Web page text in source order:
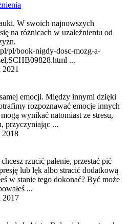
W swoich najnowszych
na różnicach w uzależnieniu od
pl/book-nigdy-dosc-mozg-a-
...
emocji. Między innymi dzięki
rozpoznawać emocje innych
wynikać natomiast ze stresu,
przyczyniając ...
2018
rzucić palenie, przestać pić
lub lęk albo stracić dodatkową
w stanie tego dokonać? Być może
...
2017